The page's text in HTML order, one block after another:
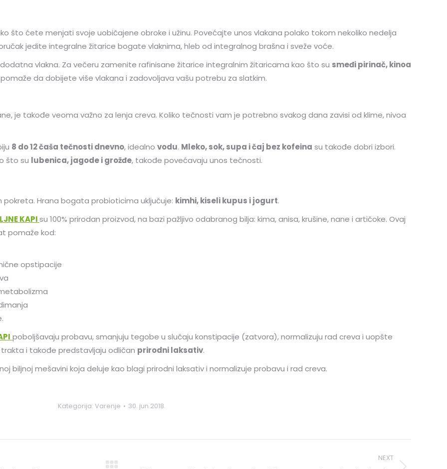
što ćete menjati svoje uobičajene obroke i užinu. Povećajte unos vlakana polako tokom nekoliko nedelja
jedite integralne žitarice bogate vlaknima, hleb od integralnog brašna i sveže voće.
vlakna. Za večeru zamenite rafinisane žitarice integralnim žitaricama kao što su smeđi pirinač, kinoa
da dobijete više vlakana i zadovoljava vašu potrebu za slatkim.
je takođe veoma važno za lenja creva. Koliko tečnosti vam je potrebno svakog dana zavisi od klime, nivoa
8 do 12 čaša tečnosti dnevno, idealno vodu. Mleko, sok, supa i čaj bez kofeina su takođe dobri izbori.
što su lubenica, jagode i grožđe, takođe povećavaju unos tečnosti.
Hrana bogata probioticima uključuje: kimhi, kiseli kupus i jogurt.
KAPIsu 100% prirodan proizvod, na bazi pažljivo odabranog bilja: kima, anisa, krušine, nane i artičoke. Ovaj
pomaže kod:
opstipacije
poboljšavaju probavu, smanjuju tegobe u slučaju konstipacije (zatvora), normalizuju rad creva i uopšte
i takođe predstavljaju odličan prirodni laksativ.
biljnoj mešavini koja deluje kao blagi prirodni laksativ i normalizuje probavu i rad creva.
Kategorija: Varenje 30. jun 2018.
NEXT